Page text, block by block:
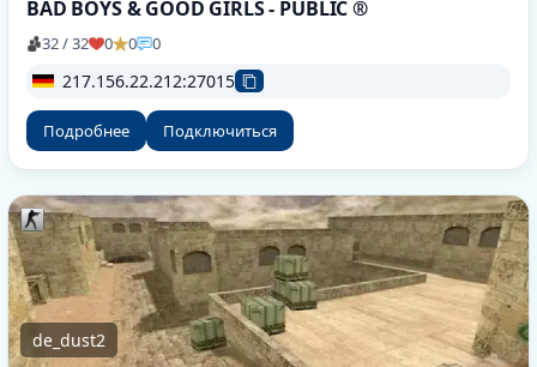
BAD BOYS & GOOD GIRLS - PUBLIC ®
32 / 32 0 0 0
217.156.22.212:27015
Подробнее Подключиться
de_dust2